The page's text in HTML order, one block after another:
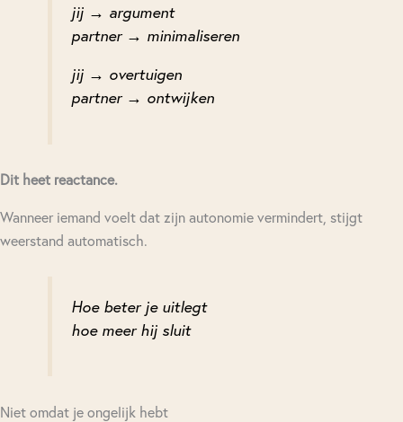
jij → argument
partner → minimaliseren
jij → overtuigen
partner → ontwijken
Dit heet reactance.
Wanneer iemand voelt dat zijn autonomie vermindert, stijgt
weerstand automatisch.
Hoe beter je uitlegt
hoe meer hij sluit
Niet omdat je ongelijk hebt